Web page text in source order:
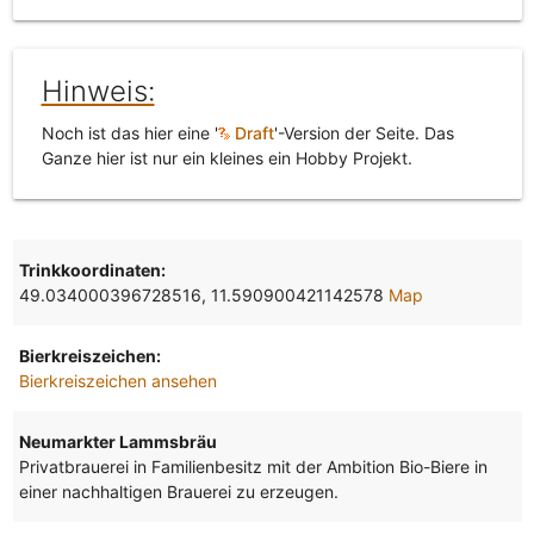
Hinweis:
Noch ist das hier eine ' Draft'-Version der Seite. Das
Ganze hier ist nur ein kleines ein Hobby Projekt.
Trinkkoordinaten:
49.034000396728516, 11.590900421142578 Map
Bierkreiszeichen:
Bierkreiszeichen ansehen
Neumarkter Lammsbräu
Privatbrauerei in Familienbesitz mit der Ambition Bio-Biere in
einer nachhaltigen Brauerei zu erzeugen.